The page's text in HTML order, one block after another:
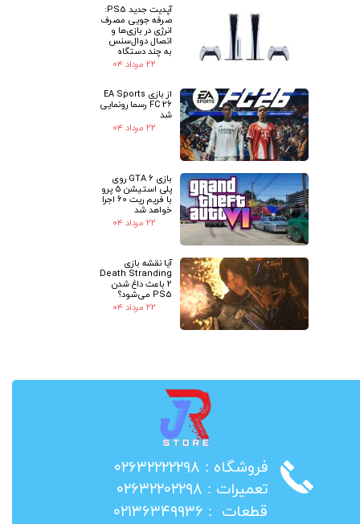
آپدیت جدید PS5:
صرفه جویی مصرف
انرژی در بازی‌ها و
اتصال دوال‌سنس
به چند دستگاه
۲۲ مرداد ۰۴
از بازی EA Sports
FC 26 رسما رونمایی
شد
۲۲ مرداد ۰۴
بازی GTA 6 روی
پلی استیشن 5 پرو
با فریم ریت 60 اجرا
خواهد شد
۲۲ مرداد ۰۴
آیا نقشه بازی
Death Stranding
2 باعث داغ شدن
PS5 می‌شود؟
۲۲ مرداد ۰۴
​فروشگاه : ۰۲۶۳۲۲۲۲۲۹۸
​تعمیرات : ۰۲۶۳۲۲۰۲۲۹۸
​قطعات : ۰۲۱۳۶۳۴۹۹۳۶